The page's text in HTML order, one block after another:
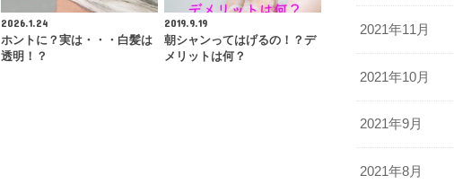
2026.1.24
ホントに？実は・・・白髪は
透明！？
2019.9.19
朝シャンってはげるの！？デ
メリットは何？
2021年11月
2021年10月
2021年9月
2021年8月